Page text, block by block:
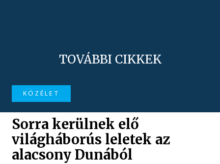
TOVÁBBI CIKKEK
KÖZÉLET
Sorra kerülnek elő
világháborús leletek az
alacsony Dunából